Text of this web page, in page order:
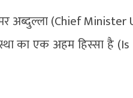
अब्दुल्ला (Chief
का एक अहम हिस्सा है